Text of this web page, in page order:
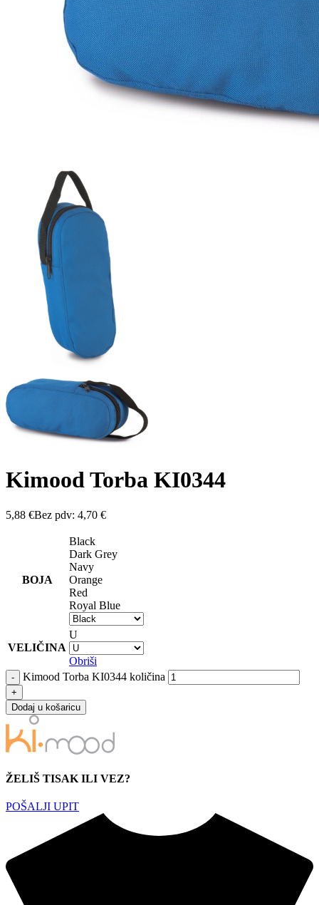
Kimood Torba KI0344
5,88 €Bez pdv: 4,70 €
BOJA
Black
Dark Grey
Navy
Orange
Red
Royal Blue
VELIČINA
U
Obriši
Kimood Torba KI0344 količina
Dodaj u košaricu
ŽELIŠ TISAK ILI VEZ?
POŠALJI UPIT